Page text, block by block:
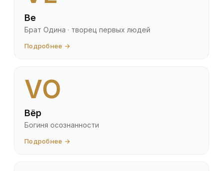
Ве
Брат Одина · творец первых людей
Подробнее →
VO
Вёр
Богиня осознанности
Подробнее →